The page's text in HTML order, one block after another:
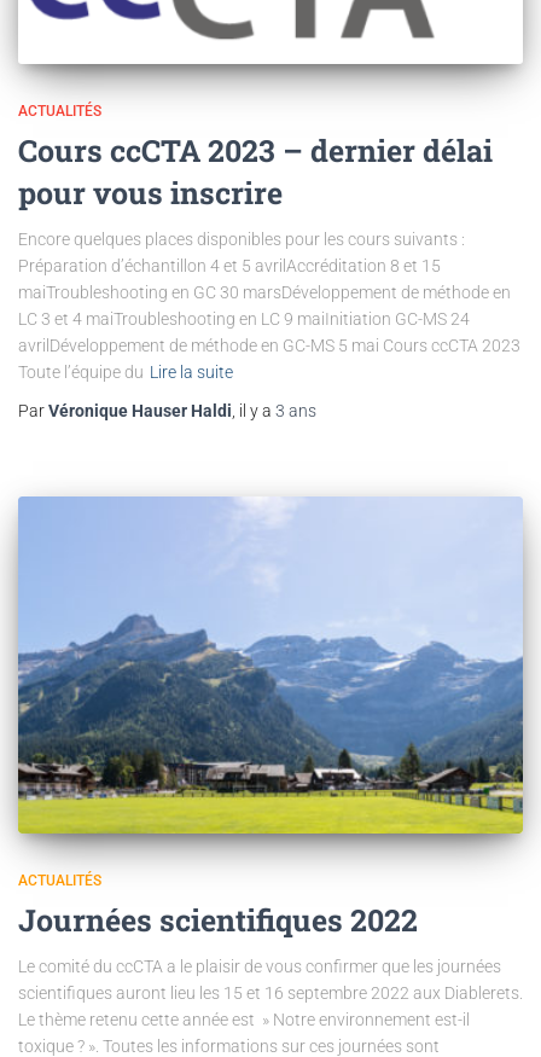
ACTUALITÉS
Cours ccCTA 2023 – dernier délai
pour vous inscrire
Encore quelques places disponibles pour les cours suivants :
Préparation d’échantillon 4 et 5 avrilAccréditation 8 et 15
maiTroubleshooting en GC 30 marsDéveloppement de méthode en
LC 3 et 4 maiTroubleshooting en LC 9 maiInitiation GC-MS 24
avrilDéveloppement de méthode en GC-MS 5 mai Cours ccCTA 2023
Toute l’équipe du Lire la suite
ParVéronique Hauser Haldi , il y a 3 ans
ACTUALITÉS
Journées scientifiques 2022
Le comité du ccCTA a le plaisir de vous confirmer que les journées
scientifiques auront lieu les 15 et 16 septembre 2022 aux Diablerets.
Le thème retenu cette année est » Notre environnement est-il
toxique ? ». Toutes les informations sur ces journées sont